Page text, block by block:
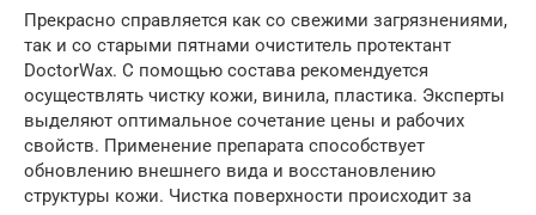
Прекрасно справляется как со свежими загрязнениями,
так и со старыми пятнами очиститель протектант
DoctorWax. С помощью состава рекомендуется
осуществлять чистку кожи, винила, пластика. Эксперты
выделяют оптимальное сочетание цены и рабочих
свойств. Применение препарата способствует
обновлению внешнего вида и восстановлению
структуры кожи. Чистка поверхности происходит за